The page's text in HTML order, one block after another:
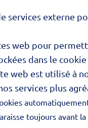
services externe
web pour
dans le
web est utilisé à
services plus
toujours avant